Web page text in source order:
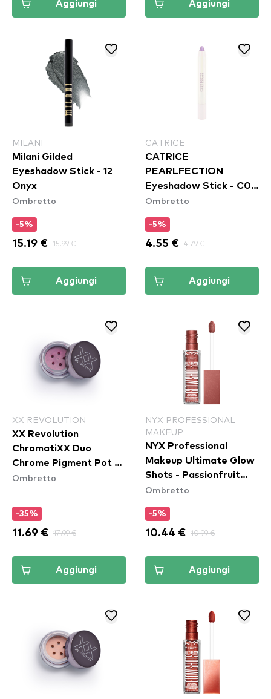
Aggiungi Aggiungi
MILANI
Milani Gilded
Eyeshadow Stick - 12
Onyx
Ombretto
-5%
15.19 € 15.99 €
Aggiungi
CATRICE
CATRICE
PEARLFECTION
Eyeshadow Stick - C01
Sparkles Of Pearls
Ombretto
-5%
4.55 € 4.79 €
Aggiungi
XX REVOLUTION
XX Revolution
ChromatiXX Duo
Chrome Pigment Pot -
Flip
Ombretto
-35%
11.69 € 17.99 €
Aggiungi
NYX PROFESSIONAL
MAKEUP
NYX Professional
Makeup Ultimate Glow
Shots - Passionfruit
Posh (UGS17)
Ombretto
-5%
10.44 € 10.99 €
Aggiungi